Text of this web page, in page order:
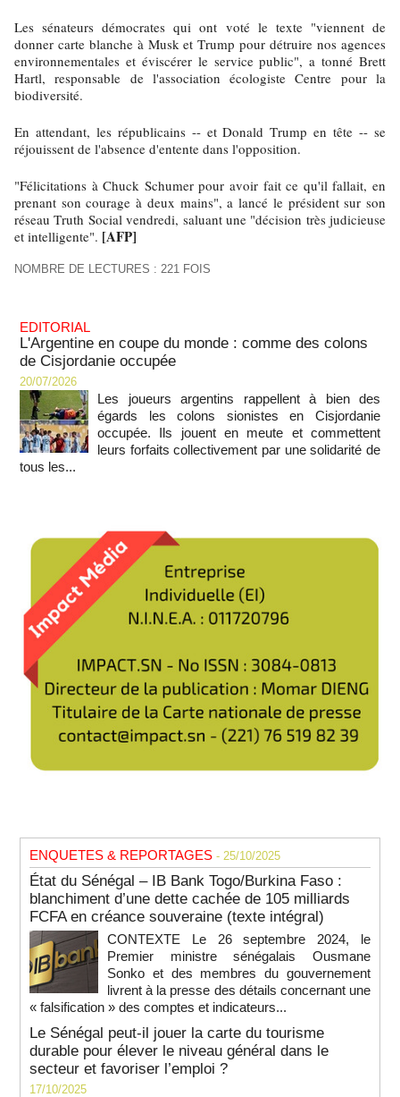
Les sénateurs démocrates qui ont voté le texte "viennent de
donner carte blanche à Musk et Trump pour détruire nos agences
environnementales et éviscérer le service public", a tonné Brett
Hartl, responsable de l'association écologiste Centre pour la
biodiversité.
En attendant, les républicains -- et Donald Trump en tête -- se
réjouissent de l'absence d'entente dans l'opposition.
"Félicitations à Chuck Schumer pour avoir fait ce qu'il fallait, en
prenant son courage à deux mains", a lancé le président sur son
réseau Truth Social vendredi, saluant une "décision très judicieuse
et intelligente". [AFP]
NOMBRE DE LECTURES : 221 FOIS
EDITORIAL
L'Argentine en coupe du monde : comme des colons
de Cisjordanie occupée
20/07/2026
Les joueurs argentins rappellent à bien des
égards les colons sionistes en Cisjordanie
occupée. Ils jouent en meute et commettent
leurs forfaits collectivement par une solidarité de
tous les...
ENQUETES & REPORTAGES - 25/10/2025
État du Sénégal – IB Bank Togo/Burkina Faso :
blanchiment d’une dette cachée de 105 milliards
FCFA en créance souveraine (texte intégral)
CONTEXTE Le 26 septembre 2024, le
Premier ministre sénégalais Ousmane
Sonko et des membres du gouvernement
livrent à la presse des détails concernant une
« falsification » des comptes et indicateurs...
Le Sénégal peut-il jouer la carte du tourisme
durable pour élever le niveau général dans le
secteur et favoriser l’emploi ?
17/10/2025